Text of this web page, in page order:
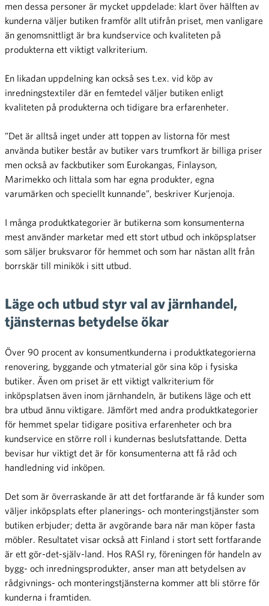
men dessa personer är mycket uppdelade: klart över hälften av
kunderna väljer butiken framför allt utifrån priset, men vanligare
än genomsnittligt är bra kundservice och kvaliteten på
produkterna ett viktigt valkriterium.
En likadan uppdelning kan också ses t.ex. vid köp av
inredningstextiler där en femtedel väljer butiken enligt
kvaliteten på produkterna och tidigare bra erfarenheter.
”Det är alltså inget under att toppen av listorna för mest
använda butiker består av butiker vars trumfkort är billiga priser
men också av fackbutiker som Eurokangas, Finlayson,
Marimekko och Iittala som har egna produkter, egna
varumärken och speciellt kunnande”, beskriver Kurjenoja.
I många produktkategorier är butikerna som konsumenterna
mest använder marketar med ett stort utbud och inköpsplatser
som säljer bruksvaror för hemmet och som har nästan allt från
borrskär till minikök i sitt utbud.
Läge och utbud styr val av järnhandel,
tjänsternas betydelse ökar
Över 90 procent av konsumentkunderna i produktkategorierna
renovering, byggande och ytmaterial gör sina köp i fysiska
butiker. Även om priset är ett viktigt valkriterium för
inköpsplatsen även inom järnhandeln, är butikens läge och ett
bra utbud ännu viktigare. Jämfört med andra produktkategorier
för hemmet spelar tidigare positiva erfarenheter och bra
kundservice en större roll i kundernas beslutsfattande. Detta
bevisar hur viktigt det är för konsumenterna att få råd och
handledning vid inköpen.
Det som är överraskande är att det fortfarande är få kunder som
väljer inköpsplats efter planerings- och monteringstjänster som
butiken erbjuder; detta är avgörande bara när man köper fasta
möbler. Resultatet visar också att Finland i stort sett fortfarande
är ett gör-det-själv-land. Hos RASI ry, föreningen för handeln av
bygg- och inredningsprodukter, anser man att betydelsen av
rådgivnings- och monteringstjänsterna kommer att bli större för
kunderna i framtiden.